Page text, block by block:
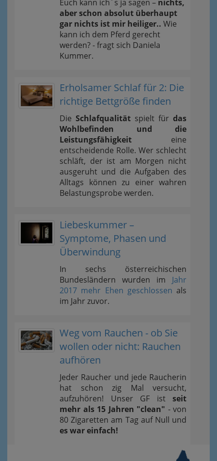
Euch kann ich´s ja sagen – nichts,
aber schon absolut überhaupt
gar nichts ist mir heiliger.. Wie
kann ich dem Pferd gerecht
werden? - fragt sich Daniela
Kummer.
Erholsamer Schlaf für 2: Die
richtige Bettgröße finden
Die Schlafqualität spielt für das
Wohlbefinden und die
Leistungsfähigkeit eine
entscheidende Rolle. Wer schlecht
schläft, der ist am Morgen nicht
ausgeruht und die Aufgaben des
Alltags können zu einer wahren
Belastungsprobe werden.
Liebeskummer –
Symptome, Phasen und
Überwindung
In sechs österreichischen
Bundesländern wurden im Jahr
2017 mehr Ehen geschlossen als
im Jahr zuvor.
Weg vom Rauchen - ob Sie
wollen oder nicht: Rauchen
aufhören
Jeder Raucher und jede Raucherin
hat schon zig Mal versucht,
aufzuhören! Unser GF ist seit
mehr als 15 Jahren "clean" - von
80 Zigaretten am Tag auf Null und
es war einfach!